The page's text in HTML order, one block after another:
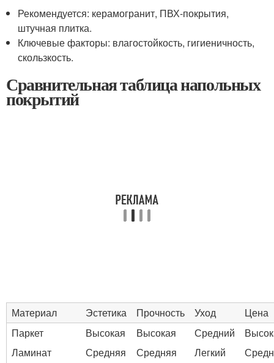
Рекомендуется: керамогранит, ПВХ-покрытия,
штучная плитка.
Ключевые факторы: влагостойкость, гигиеничность,
скользкость.
Сравнительная таблица напольных
покрытий
Материал Эстетика Прочность Уход
Цена
Паркет
Высокая Высокая Средний
Ламинат
Средняя Средняя Легкий